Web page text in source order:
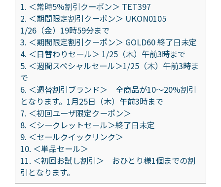
1. ＜常時5%割引クーポン＞ TET397
2. ＜期間限定割引クーポン＞ UKON0105
1/26（金）19時59分まで
3. ＜期間限定割引クーポン＞ GOLD60 終了日未定
4. ＜日替わりセール＞ 1/25（木）午前3時まで
5. ＜週間スペシャルセール＞1/25（木）午前3時ま
で
6. ＜週替割引ブランド＞ 全商品が10～20%割引
となります。1月25日（木）午前3時まで
7. ＜初回ユーザ限定クーポン＞
8. ＜シークレットセール＞終了日未定
9. ＜セールクイックリンク＞
10. ＜単品セール＞
11. ＜初回お試し割引＞ おひとり様1個までの割
引となります。